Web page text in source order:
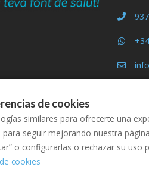
de cookies
similares para ofrecerte una
seguir mejorando nuestra
o configurarlas o rechazar su uso
cookies